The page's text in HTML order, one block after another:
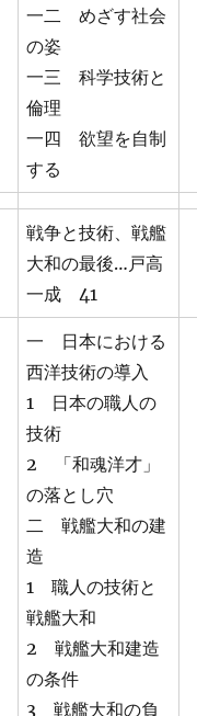
一二 めざす社会
の姿
一三 科学技術と
倫理
一四 欲望を自制
する
戦争と技術、戦艦
大和の最後…戸高
一成 41
一 日本における
西洋技術の導入
1 日本の職人の
技術
2 「和魂洋才」
の落とし穴
二 戦艦大和の建
造
1 職人の技術と
戦艦大和
2 戦艦大和建造
の条件
3 戦艦大和の負